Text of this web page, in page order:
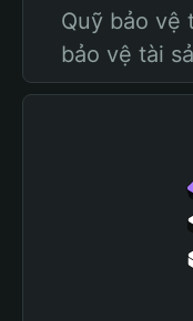
Quỹ bảo vệ
bảo vệ tài